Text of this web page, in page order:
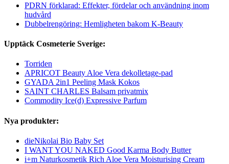
PDRN förklarad: Effekter, fördelar och användning inom
hudvård
Dubbelrengöring: Hemligheten bakom K-Beauty
Upptäck Cosmeterie Sverige:
Torriden
APRICOT Beauty Aloe Vera dekolletage-pad
GYADA 2in1 Peeling Mask Kokos
SAINT CHARLES Balsam privatmix
Commodity Ice(d) Expressive Parfum
Nya produkter:
dieNikolai Bio Baby Set
I WANT YOU NAKED Good Karma Body Butter
i+m Naturkosmetik Rich Aloe Vera Moisturising Cream